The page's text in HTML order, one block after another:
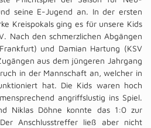
seine E-Jugend an. In der ersten
Kreispokals ging es für unsere Kids
Nach den schmerzlichen Abgängen
und Damian Hartung (KSV
aus dem jüngeren Jahrgang
in der Mannschaft an, welcher in
hat. Die Kids waren hoch
angriffslustig ins Spiel.
Niklas Döhne konnte das 1:0 zur
Anschlusstreffer ließ aber nicht